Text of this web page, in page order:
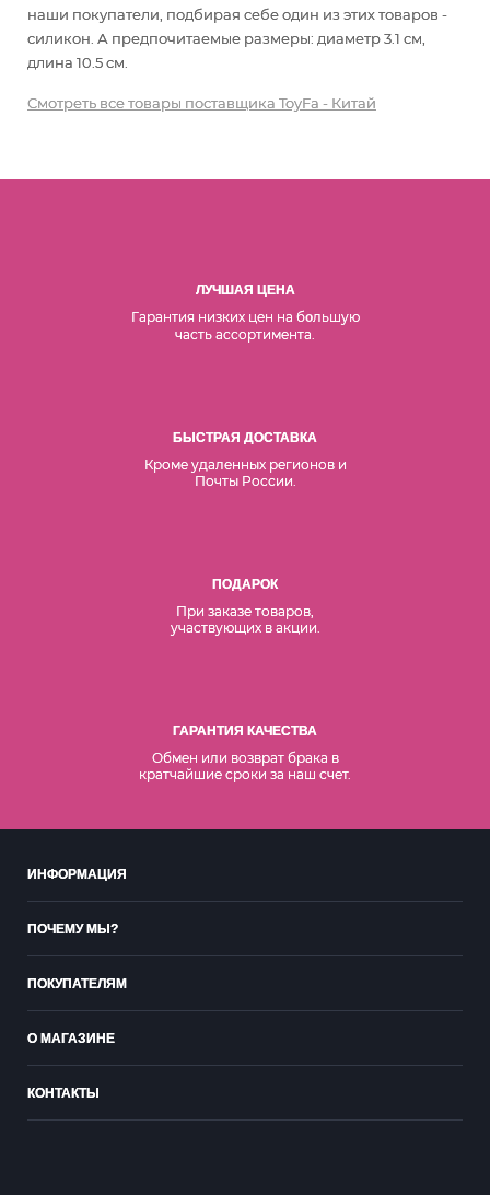
наши покупатели, подбирая себе один из этих товаров -
силикон. А предпочитаемые размеры: диаметр 3.1 см,
длина 10.5 см.
Смотреть все товары поставщика ToyFa - Китай
ЛУЧШАЯ ЦЕНА
Гарантия низких цен на большую
часть ассортимента.
БЫСТРАЯ ДОСТАВКА
Кроме удаленных регионов и
Почты России.
ПОДАРОК
При заказе товаров,
участвующих в акции.
ГАРАНТИЯ КАЧЕСТВА
Обмен или возврат брака в
кратчайшие сроки за наш счет.
ИНФОРМАЦИЯ
ПОЧЕМУ МЫ?
ПОКУПАТЕЛЯМ
О МАГАЗИНЕ
КОНТАКТЫ